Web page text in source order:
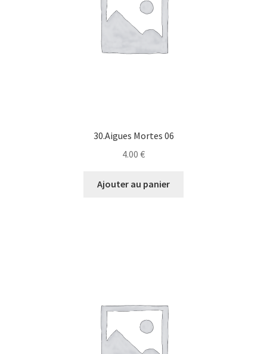
30.Aigues Mortes 06
4.00 €
Ajouter au panier